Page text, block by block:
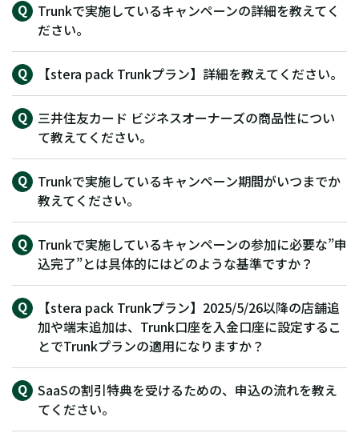
Trunkで実施しているキャンペーンの詳細を教えてく
ださい。
【stera pack Trunkプラン】詳細を教えてください。
三井住友カード ビジネスオーナーズの商品性につい
て教えてください。
Trunkで実施しているキャンペーン期間がいつまでか
教えてください。
Trunkで実施しているキャンペーンの参加に必要な”申
込完了”とは具体的にはどのような基準ですか？
【stera pack Trunkプラン】2025/5/26以降の店舗追
加や端末追加は、Trunk口座を入金口座に設定するこ
とでTrunkプランの適用になりますか？
SaaSの割引特典を受けるための、申込の流れを教え
てください。